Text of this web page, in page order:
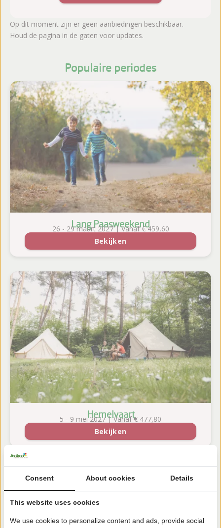
Op dit moment zijn er geen aanbiedingen beschikbaar.
Houd de pagina in de gaten voor updates.
Populaire periodes
Lang Paasweekend
26 - 29 maart 2027 | Vanaf € 459,60
Bekijken
Hemelvaart
5 - 9 mei 2027 | Vanaf € 477,80
Bekijken
Consent About cookies Details
This website uses cookies
We use cookies to personalize content and ads, provide social